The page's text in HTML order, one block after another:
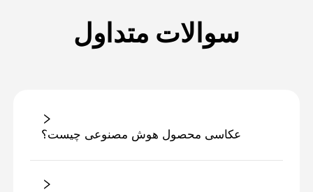
سوالات متداول
عکاسی محصول هوش مصنوعی چیست؟